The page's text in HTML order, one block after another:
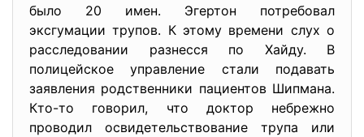
было 20 имен. Эгертон потребовал
эксгумации трупов. К этому времени слух о
расследовании разнесся по Хайду. В
полицейское управление стали подавать
заявления родственники пациентов Шипмана.
Кто-то говорил, что доктор небрежно
проводил освидетельствование трупа или